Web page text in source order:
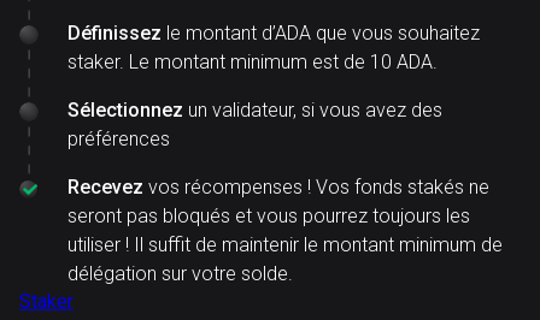
Définissez le montant d’ADA que vous souhaitez
staker. Le montant minimum est de 10 ADA.
Sélectionnez un validateur, si vous avez des
préférences
Recevez vos récompenses ! Vos fonds stakés ne
seront pas bloqués et vous pourrez toujours les
utiliser ! Il suffit de maintenir le montant minimum de
délégation sur votre solde.
Staker